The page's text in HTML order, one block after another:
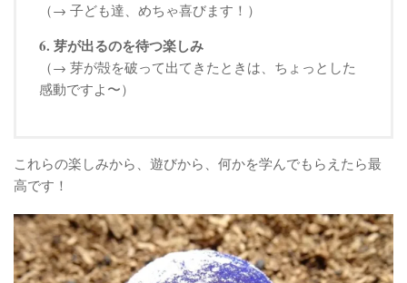
（→ 子ども達、めちゃ喜びます！）
6. 芽が出るのを待つ楽しみ
（→ 芽が殻を破って出てきたときは、ちょっとした
感動ですよ〜）
これらの楽しみから、遊びから、何かを学んでもらえたら最
高です！